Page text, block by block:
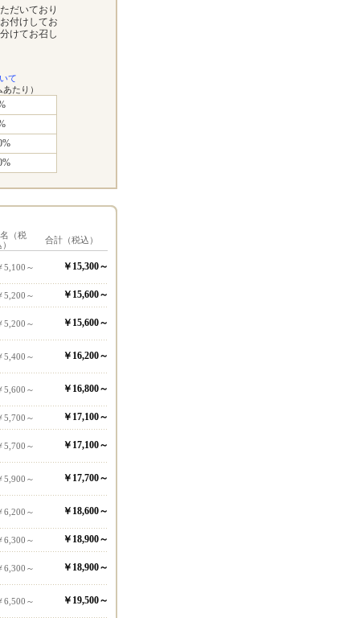
だいており
付けしてお
けてお召し
て
たり）
（税
合計（税込）
5,100～ ￥15,300～
5,200～ ￥15,600～
5,200～ ￥15,600～
5,400～ ￥16,200～
5,600～ ￥16,800～
5,700～ ￥17,100～
5,700～ ￥17,100～
5,900～ ￥17,700～
6,200～ ￥18,600～
6,300～ ￥18,900～
6,300～ ￥18,900～
6,500～ ￥19,500～